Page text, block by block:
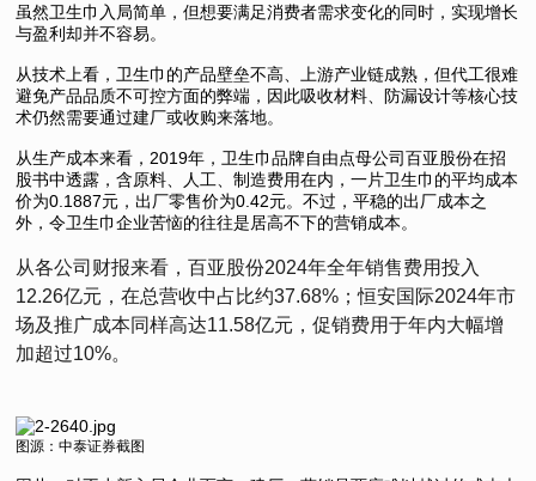
虽然卫生巾入局简单，但想要满足消费者需求变化的同时，实现增长
与盈利却并不容易。
从技术上看，卫生巾的产品壁垒不高、上游产业链成熟，但代工很难
避免产品品质不可控方面的弊端，因此吸收材料、防漏设计等核心技
术仍然需要通过建厂或收购来落地。
从生产成本来看，2019年，卫生巾品牌自由点母公司百亚股份在招
股书中透露，含原料、人工、制造费用在内，一片卫生巾的平均成本
价为0.1887元，出厂零售价为0.42元。不过，平稳的出厂成本之
外，令卫生巾企业苦恼的往往是居高不下的营销成本。
从各公司财报来看，百亚股份2024年全年销售费用投入
12.26亿元，在总营收中占比约37.68%；恒安国际2024年市
场及推广成本同样高达11.58亿元，促销费用于年内大幅增
加超过10%。
图源：中泰证券截图